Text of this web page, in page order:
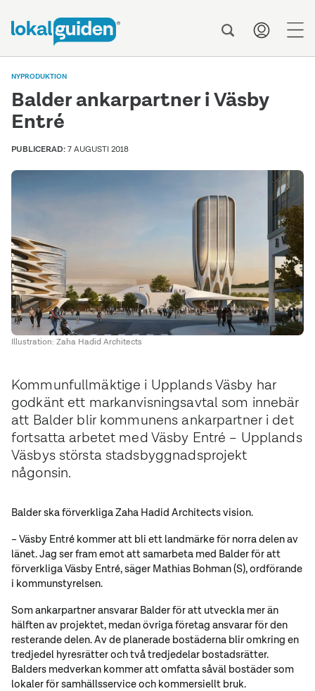
NYPRODUKTION
Balder ankarpartner i Väsby
Entré
PUBLICERAD:7 AUGUSTI 2018
Kommunfullmäktige i Upplands Väsby har
godkänt ett markanvisningsavtal som innebär
att Balder blir kommunens ankarpartner i det
fortsatta arbetet med Väsby Entré – Upplands
Väsbys största stadsbyggnadsprojekt
någonsin.
Illustration: Zaha Hadid Architects
Balder ska förverkliga Zaha Hadid Architects vision.
– Väsby Entré kommer att bli ett landmärke för norra delen av
länet. Jag ser fram emot att samarbeta med Balder för att
förverkliga Väsby Entré, säger Mathias Bohman (S), ordförande
i kommunstyrelsen.
Som ankarpartner ansvarar Balder för att utveckla mer än
hälften av projektet, medan övriga företag ansvarar för den
resterande delen. Av de planerade bostäderna blir omkring en
tredjedel hyresrätter och två tredjedelar bostadsrätter.
Balders medverkan kommer att omfatta såväl bostäder som
lokaler för samhällsservice och kommersiellt bruk.